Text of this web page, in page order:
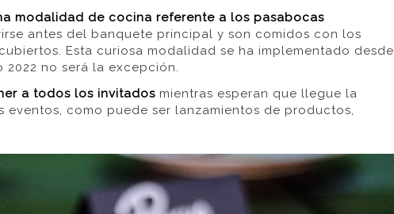
modalidad de cocina referente a los pasabocas
antes del banquete principal y son comidos con los
Esta curiosa modalidad se ha implementado desde
no será la excepción.
a todos los invitados mientras esperan que llegue la
como puede ser lanzamientos de productos,